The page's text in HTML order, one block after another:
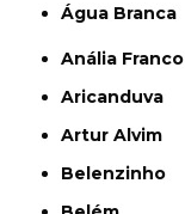
Água Branca
Anália Franco
Aricanduva
Artur Alvim
Belenzinho